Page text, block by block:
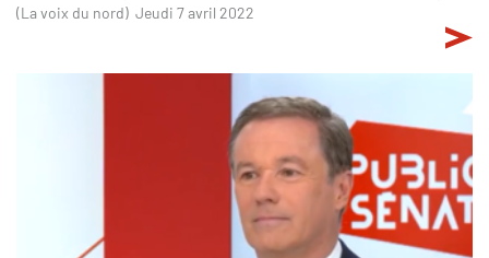
(La voix du nord) Jeudi 7 avril 2022